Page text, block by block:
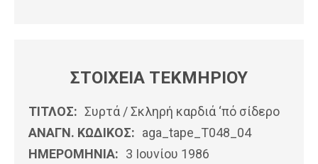
ΣΤΟΙΧΕΙΑ ΤΕΚΜΗΡΙΟΥ
ΤΙΤΛΟΣ: Συρτά / Σκληρή καρδιά ‘πό σίδερο
ΑΝΑΓΝ. ΚΩΔΙΚΟΣ: aga_tape_T048_04
ΗΜΕΡΟΜΗΝΊΑ: 3 Ιουνίου 1986